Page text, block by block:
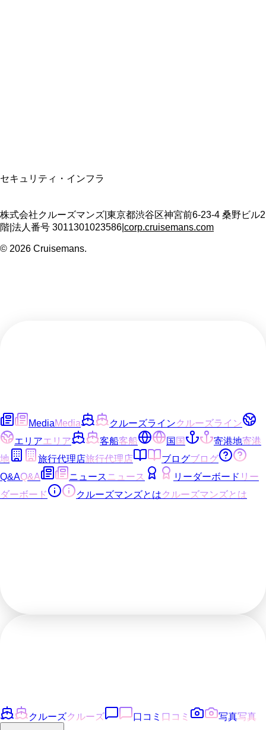
セキュリティ・インフラ
株式会社クルーズマンズ 東京都渋谷区神宮前6-23-4 桑野ビル2
階 法人番号 3011301023586 corp.cruisemans.com
© 2026 Cruisemans.
MediaMedia クルーズラインクルーズライン
エリアエリア 客船客船 国国 寄港地寄港
地
旅行代理店旅行代理店 ブログブログ
Q&AQ&A ニュース ニュース リーダーボード リー
ダーボード
クルーズマンズとはクルーズマンズとは
クルーズクルーズ 口コミ 口コミ 写真写真